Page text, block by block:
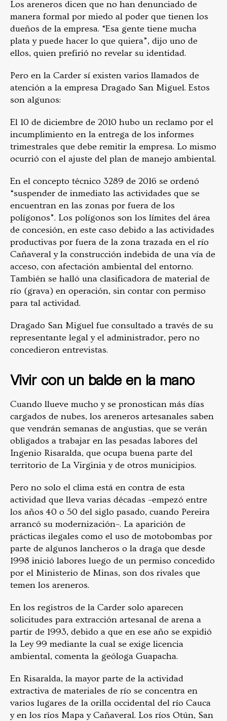
Los areneros dicen que no han denunciado de
manera formal por miedo al poder que tienen los
dueños de la empresa. “Esa gente tiene mucha
plata y puede hacer lo que quiera”, dijo uno de
ellos, quien prefirió no revelar su identidad.
Pero en la Carder sí existen varios llamados de
atención a la empresa Dragado San Miguel. Estos
son algunos:
El 10 de diciembre de 2010 hubo un reclamo por el
incumplimiento en la entrega de los informes
trimestrales que debe remitir la empresa. Lo mismo
ocurrió con el ajuste del plan de manejo ambiental.
En el concepto técnico 3289 de 2016 se ordenó
“suspender de inmediato las actividades que se
encuentran en las zonas por fuera de los
polígonos”. Los polígonos son los límites del área
de concesión, en este caso debido a las actividades
productivas por fuera de la zona trazada en el río
Cañaveral y la construcción indebida de una vía de
acceso, con afectación ambiental del entorno.
También se halló una clasificadora de material de
río (grava) en operación, sin contar con permiso
para tal actividad.
Dragado San Miguel fue consultado a través de su
representante legal y el administrador, pero no
concedieron entrevistas.
Vivir con un balde en la mano
Cuando llueve mucho y se pronostican más días
cargados de nubes, los areneros artesanales saben
que vendrán semanas de angustias, que se verán
obligados a trabajar en las pesadas labores del
Ingenio Risaralda, que ocupa buena parte del
territorio de La Virginia y de otros municipios.
Pero no solo el clima está en contra de esta
actividad que lleva varias décadas –empezó entre
los años 40 o 50 del siglo pasado, cuando Pereira
arrancó su modernización–. La aparición de
prácticas ilegales como el uso de motobombas por
parte de algunos lancheros o la draga que desde
1998 inició labores luego de un permiso concedido
por el Ministerio de Minas, son dos rivales que
temen los areneros.
En los registros de la Carder solo aparecen
solicitudes para extracción artesanal de arena a
partir de 1993, debido a que en ese año se expidió
la Ley 99 mediante la cual se exige licencia
ambiental, comenta la geóloga Guapacha.
En Risaralda, la mayor parte de la actividad
extractiva de materiales de río se concentra en
varios lugares de la orilla occidental del río Cauca
y en los ríos Mapa y Cañaveral. Los ríos Otún, San